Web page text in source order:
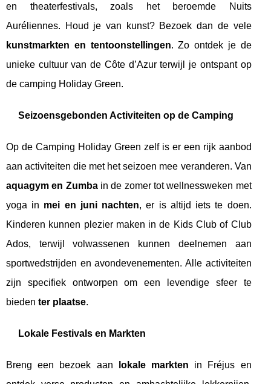
en theaterfestivals, zoals het beroemde Nuits
Auréliennes. Houd je van kunst? Bezoek dan de vele
kunstmarkten en tentoonstellingen. Zo ontdek je de
unieke cultuur van de Côte d’Azur terwijl je ontspant op
de camping Holiday Green.
Seizoensgebonden Activiteiten op de Camping
Op de Camping Holiday Green zelf is er een rijk aanbod
aan activiteiten die met het seizoen mee veranderen. Van
aquagym en Zumbain de zomer tot wellnessweken met
yoga in mei en juni nachten, er is altijd iets te doen.
Kinderen kunnen plezier maken in de Kids Club of Club
Ados, terwijl volwassenen kunnen deelnemen aan
sportwedstrijden en avondevenementen. Alle activiteiten
zijn specifiek ontworpen om een levendige sfeer te
bieden ter plaatse.
Lokale Festivals en Markten
Breng een bezoek aan lokale markten in Fréjus en